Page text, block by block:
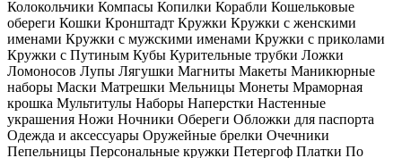
Колокольчики Компасы Копилки Корабли Кошельковые
обереги Кошки Кронштадт Кружки Кружки с женскими
именами Кружки с мужскими именами Кружки с приколами
Кружки с Путиным Кубы Курительные трубки Ложки
Ломоносов Лупы Лягушки Магниты Макеты Маникюрные
наборы Маски Матрешки Мельницы Монеты Мраморная
крошка Мультитулы Наборы Наперстки Настенные
украшения Ножи Ночники Обереги Обложки для паспорта
Одежда и аксессуары Оружейные брелки Очечники
Пепельницы Персональные кружки Петергоф Платки По